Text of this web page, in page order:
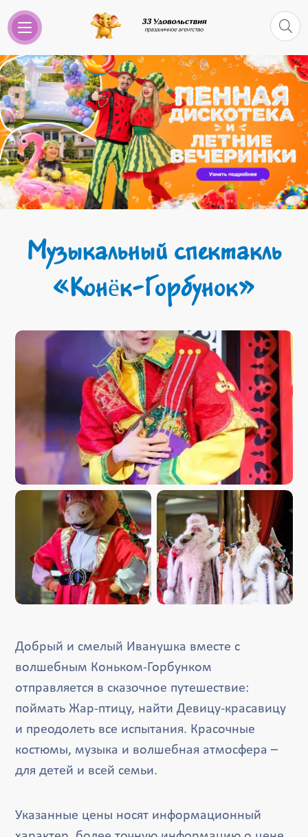
Музыкальный спектакль
«Конёк-Горбунок»
Добрый и смелый Иванушка вместе с
волшебным Коньком-Горбунком
отправляется в сказочное путешествие:
поймать Жар-птицу, найти Девицу-красавицу
и преодолеть все испытания. Красочные
костюмы, музыка и волшебная атмосфера –
для детей и всей семьи.
Указанные цены носят информационный